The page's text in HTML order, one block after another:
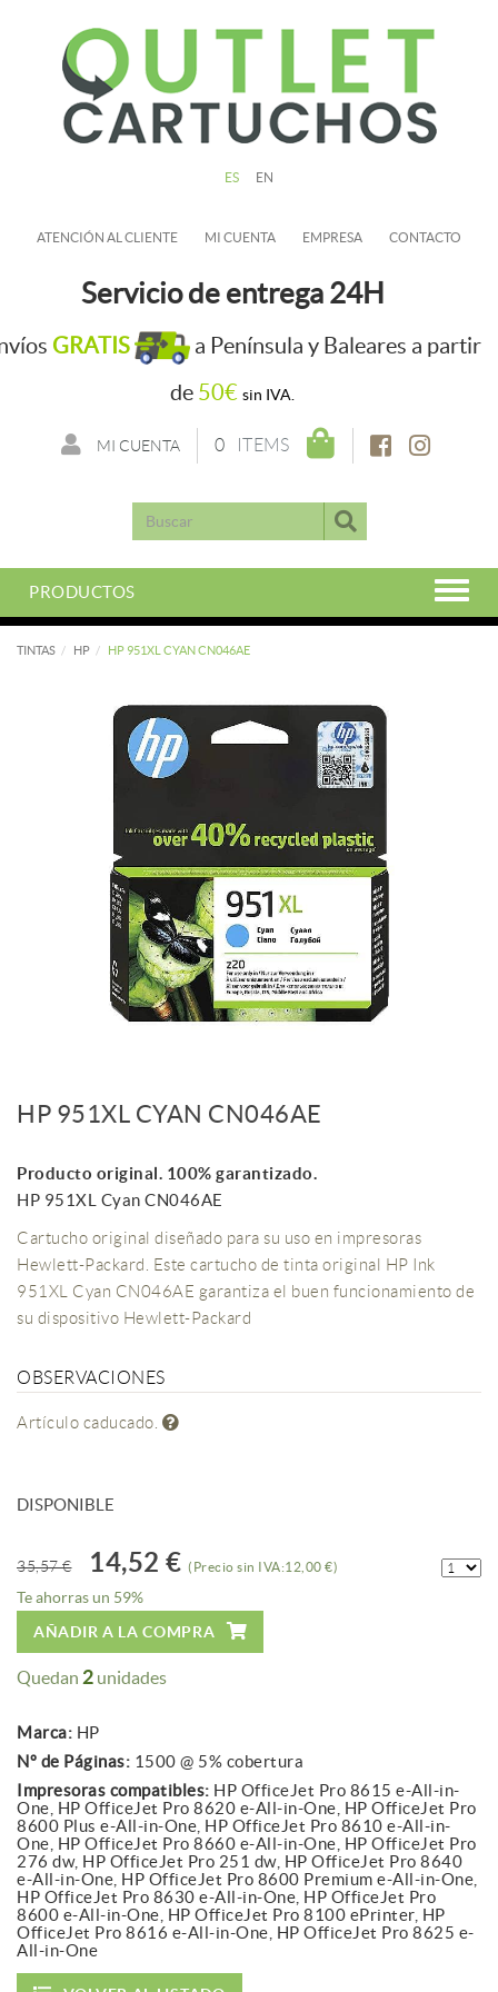
ES EN
ATENCIÓN AL CLIENTE MI CUENTA EMPRESA CONTACTO
Servicio de entrega 24H
GRATIS
a Península y Baleares a partir
de 50€ sin IVA.
0 ITEMS
MI CUENTA
PRODUCTOS
TINTAS HP HP 951XL CYAN CN046AE
HP 951XL CYAN CN046AE
Producto original. 100% garantizado.
HP 951XL Cyan CN046AE
Cartucho original diseñado para su uso en impresoras
Hewlett-Packard. Este cartucho de tinta original HP Ink
951XL Cyan CN046AE garantiza el buen funcionamiento de
su dispositivo Hewlett-Packard
OBSERVACIONES
Artículo caducado.
DISPONIBLE
35,57 € 14,52 € (Precio sin IVA:12,00 €)
Te ahorras un 59%
AÑADIR A LA COMPRA
Quedan 2 unidades
Marca: HP
Nº de Páginas: 1500 @ 5% cobertura
Impresoras compatibles: HP OfficeJet Pro 8615 e-All-in-
One, HP OfficeJet Pro 8620 e-All-in-One, HP OfficeJet Pro
8600 Plus e-All-in-One, HP OfficeJet Pro 8610 e-All-in-
One, HP OfficeJet Pro 8660 e-All-in-One, HP OfficeJet Pro
276 dw, HP OfficeJet Pro 251 dw, HP OfficeJet Pro 8640
e-All-in-One, HP OfficeJet Pro 8600 Premium e-All-in-One,
HP OfficeJet Pro 8630 e-All-in-One, HP OfficeJet Pro
8600 e-All-in-One, HP OfficeJet Pro 8100 ePrinter, HP
OfficeJet Pro 8616 e-All-in-One, HP OfficeJet Pro 8625 e-
All-in-One